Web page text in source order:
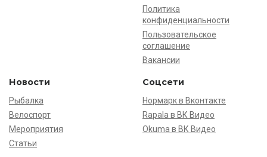
Политика
конфиденциальности
Пользовательское
соглашение
Вакансии
Новости
Рыбалка
Велоспорт
Мероприятия
Статьи
Соцсети
Нормарк в Вконтакте
Rapala в ВК Видео
Okuma в ВК Видео